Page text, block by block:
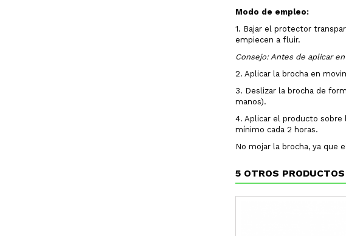
Modo de empleo:
1. Bajar el protector
empiecen a fluir.
Consejo: Antes de aplicar
2. Aplicar la brocha en
3. Deslizar la brocha de
manos).
4. Aplicar el producto sobre
mínimo cada 2 horas.
No mojar la brocha, ya que
5 OTROS